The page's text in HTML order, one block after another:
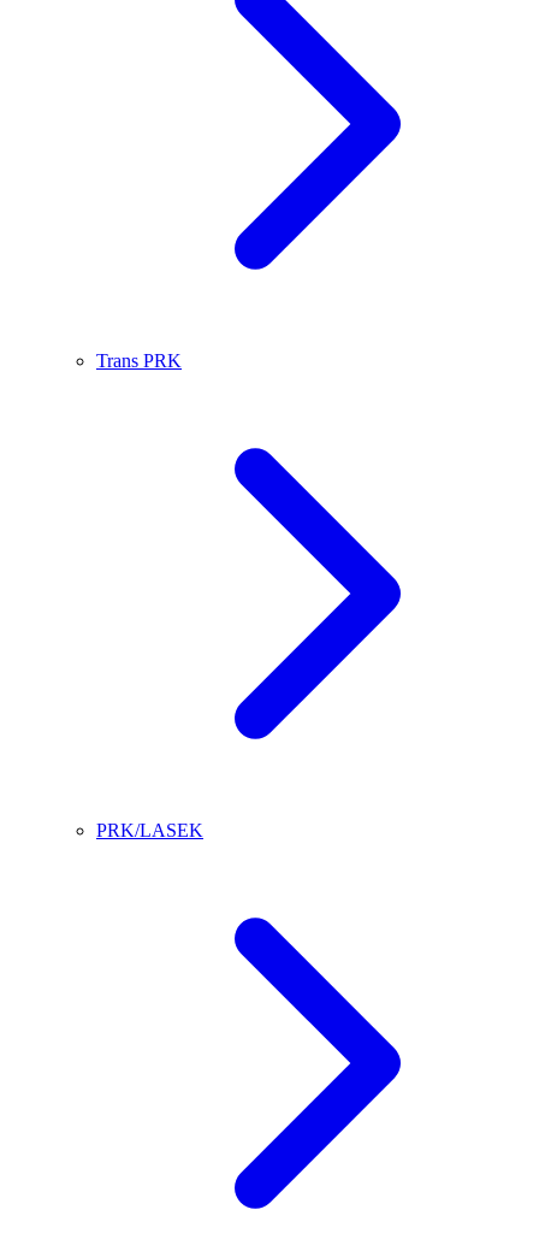
Trans PRK
PRK/LASEK